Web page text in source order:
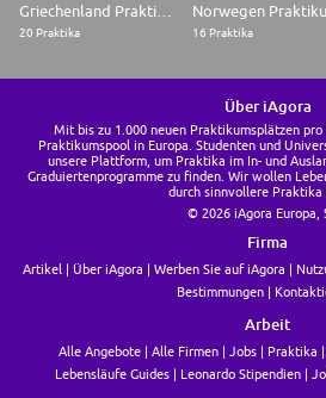
20 Praktika
Norwegen
16 Praktika
Über iAgora
Mit bis zu 1.000 neuen Praktikumsplätzen
Praktikumspool in Europa. Studenten und
unsere Plattform, um Praktika im In- und
Graduiertenprogramme zu finden. Wir wollen
durch sinnvollere Praktika
© 2026 iAgora Europa,
Firma
Artikel Über iAgora Werben Sie auf iAgora
Bestimmungen
Arbeit
Alle Angebote Alle Firmen Jobs Praktika
Lebensläufe Guides
Leonardo Stipendien